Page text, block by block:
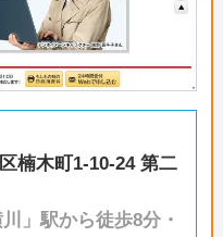
楠木町1-10-24 第二
」駅から徒歩8分・